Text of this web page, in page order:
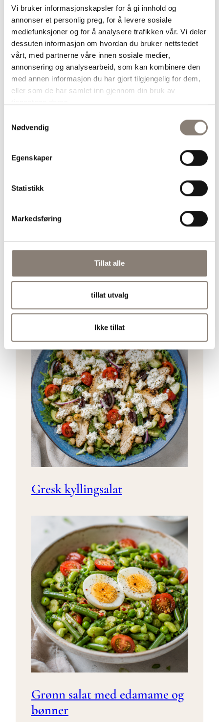
Vi bruker informasjonskapsler for å gi innhold og
annonser et personlig preg, for å levere sosiale
mediefunksjoner og for å analysere trafikken vår. Vi deler
dessuten informasjon om hvordan du bruker nettstedet
vårt, med partnerne våre innen sosiale medier,
annonsering og analysearbeid, som kan kombinere den
med annen informasjon du har gjort tilgjengelig for dem,
eller som de har samlet inn gjennom din bruk av
Nødvendig
Egenskaper
Statistikk
Markedsføring
Tillat alle
tillat utvalg
Ikke tillat
Smarte, søte snacks
129,00
En kvinne blir ikke mindre med
Siste oppskrifter
Gresk kyllingsalat
Grønn salat med edamame og
bønner